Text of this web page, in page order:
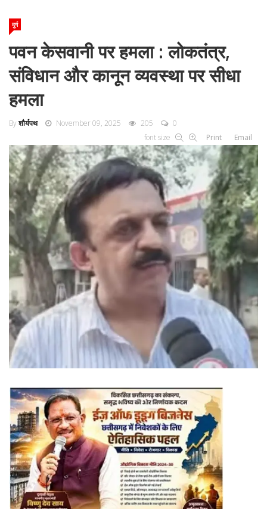
दुर्ग
पवन केसवानी पर हमला : लोकतंत्र,
संविधान और कानून व्यवस्था पर सीधा
हमला
Byशौर्यपथ November 09, 2025 205
0
font size
Print Email